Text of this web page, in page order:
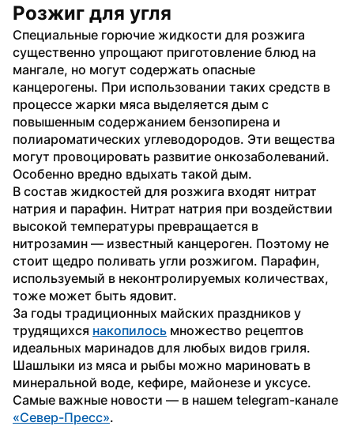
Розжиг для угля
Специальные горючие жидкости для розжига
существенно упрощают приготовление блюд на
мангале, но могут содержать опасные
канцерогены. При использовании таких средств в
процессе жарки мяса выделяется дым с
повышенным содержанием бензопирена и
полиароматических углеводородов. Эти вещества
могут провоцировать развитие онкозаболеваний.
Особенно вредно вдыхать такой дым.
В состав жидкостей для розжига входят нитрат
натрия и парафин. Нитрат натрия при воздействии
высокой температуры превращается в
нитрозамин — известный канцероген. Поэтому не
стоит щедро поливать угли розжигом. Парафин,
используемый в неконтролируемых количествах,
тоже может быть ядовит.
За годы традиционных майских праздников у
трудящихся накопилось множество рецептов
идеальных маринадов для любых видов гриля.
Шашлыки из мяса и рыбы можно мариновать в
минеральной воде, кефире, майонезе и уксусе.
«Север-Пресс».